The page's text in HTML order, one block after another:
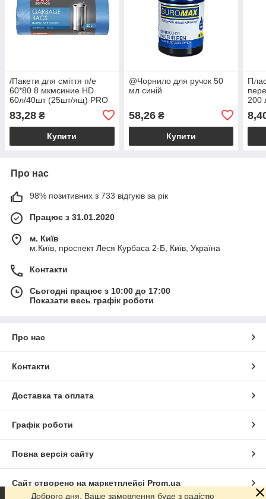
/Пакети для сміття п/е
60*80 8 мкмсиние HD
60л/40шт (25шт/ящ) PRO
83,28 ₴
Купити
@Чорнило для ручок 50
мл синій
58,26₴
Купити
200
Про нас
98% позитивних з 733 відгуків за рік
Працює з 31.01.2020
м. Київ
м.Київ, проспект Леся Курбаса 2-Б, Київ, Україна
Контакти
Сьогодні працює з 10:00 до 17:00
Показати весь графік роботи
Про нас
Контакти
Доставка та оплата
Графік роботи
Повна версія сайту
Сайт створено на маркетплейсі Prom.ua
Доброго дня. Ваше замовлення буде з радістю